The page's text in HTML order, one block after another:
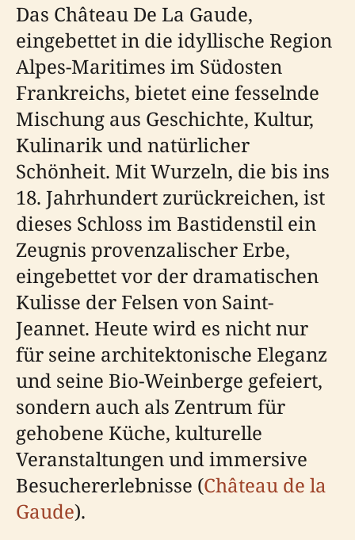
Das Château De La Gaude,
eingebettet in die idyllische Region
Alpes-Maritimes im Südosten
Frankreichs, bietet eine fesselnde
Mischung aus Geschichte, Kultur,
Kulinarik und natürlicher
Schönheit. Mit Wurzeln, die bis ins
18. Jahrhundert zurückreichen, ist
dieses Schloss im Bastidenstil ein
Zeugnis provenzalischer Erbe,
eingebettet vor der dramatischen
Kulisse der Felsen von Saint-
Jeannet. Heute wird es nicht nur
für seine architektonische Eleganz
und seine Bio-Weinberge gefeiert,
sondern auch als Zentrum für
gehobene Küche, kulturelle
Veranstaltungen und immersive
Besuchererlebnisse (Château de la
Gaude).